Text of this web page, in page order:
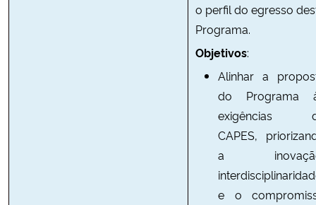
o perfil do egresso
Programa.
Objetivos:
Alinhar a
do Programa
exigências
CAPES,
a
e o